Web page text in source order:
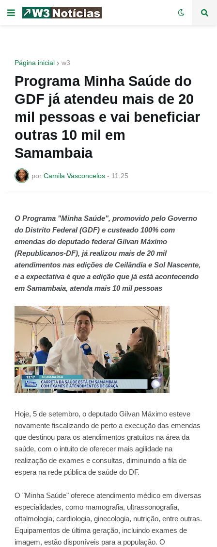
Página inicial w3
Programa Minha Saúde do
GDF já atendeu mais de 20
mil pessoas e vai beneficiar
outras 10 mil em
Samambaia
por Camila Vasconcelos - 11:25
O Programa "Minha Saúde", promovido pelo Governo
do Distrito Federal (GDF) e custeado 100% com
emendas do deputado federal Gilvan Máximo
(Republicanos-DF), já realizou mais de 20 mil
atendimentos nas edições de Ceilândia e Sol Nascente,
e a expectativa é que a edição que já está acontecendo
em Samambaia, atenda mais 10 mil pessoas
Hoje, 5 de setembro, o deputado Gilvan Máximo esteve
novamente fiscalizando de perto a execução das emendas
que destinou para os atendimentos gratuitos na área da
saúde, com o intuito de oferecer mais agilidade na
realização de exames e consultas, diminuindo a fila de
espera na rede pública de saúde do DF.
O "Minha Saúde" oferece atendimento médico em diversas
especialidades, como mamografia, ultrassonografia,
oftalmologia, cardiologia, ginecologia, nutrição, entre outras.
Equipamentos de última geração, incluindo exames de
imagem, estão disponíveis para a população. O